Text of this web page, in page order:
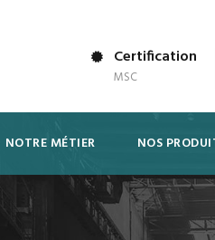
Certification
MSC
NOTRE MÉTIER NOS